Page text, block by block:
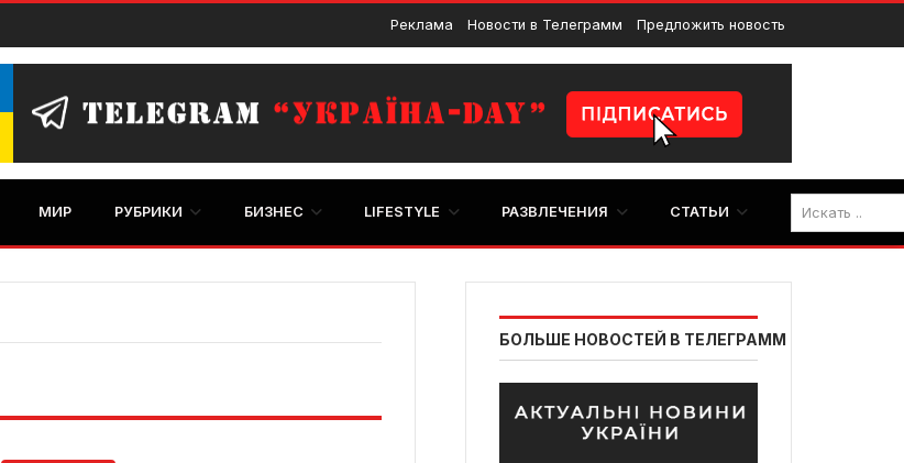
Реклама Новости в Телеграмм Предложить новость
МИР РУБРИКИ БИЗНЕС LIFESTYLE РАЗВЛЕЧЕНИЯ СТАТЬИ
БОЛЬШЕ НОВОСТЕЙ В ТЕЛЕГРАММ